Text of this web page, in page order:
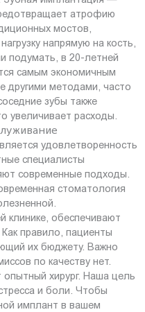
атрофию
мостов,
напрямую на кость,
подумать, в 20-летней
самым экономичным
другими методами, часто
зубы также
увеличивает расходы.
удовлетворенность
специалисты
современные подходы.
стоматология
клинике, обеспечивают
правило, пациенты
их бюджету. Важно
по качеству нет.
хирург. Наша цель
и боли. Чтобы
имплант в вашем